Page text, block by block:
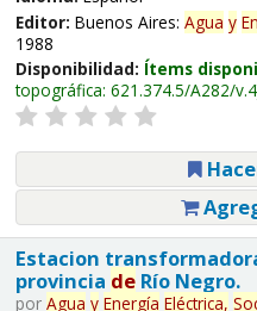
Editor: Buenos Aires: Agua y
1988
Disponibilidad: Ítems
topográfica: 621.374.5/A282/v.4
Estacion
provincia deRío Negro.
por Agua y Energía Eléctrica,